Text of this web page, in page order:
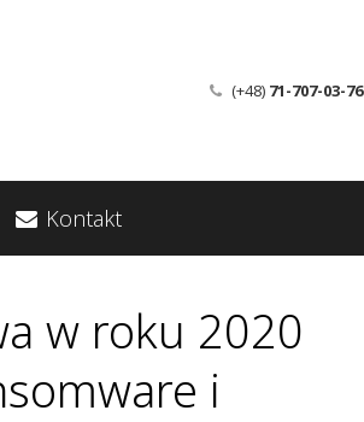
(+48) 71-707-03-76
Kontakt
w roku 2020
i